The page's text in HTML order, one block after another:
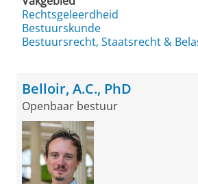
Rechtsgeleerdheid
Bestuurskunde
Bestuursrecht, Staatsrecht &
Belloir, A.C., PhD
Openbaar bestuur